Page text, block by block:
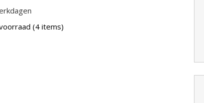
(4 items)